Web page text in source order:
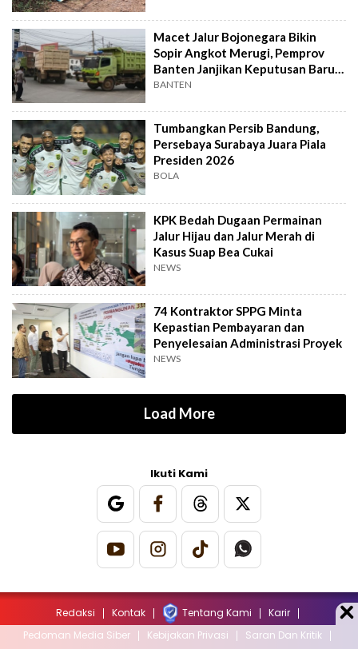
Macet Jalur Bojonegara Bikin
Sopir Angkot Merugi, Pemprov
Banten Janjikan Keputusan Baru 4
Hari Lagi
BANTEN
Tumbangkan Persib Bandung,
Persebaya Surabaya Juara Piala
Presiden 2026
BOLA
KPK Bedah Dugaan Permainan
Jalur Hijau dan Jalur Merah di
Kasus Suap Bea Cukai
NEWS
74 Kontraktor SPPG Minta
Kepastian Pembayaran dan
Penyelesaian Administrasi Proyek
NEWS
Load More
Ikuti Kami
Redaksi Kontak Tentang Kami
Karir
Pedoman Media Siber
Kebijakan Privasi Saran Dan Kritik